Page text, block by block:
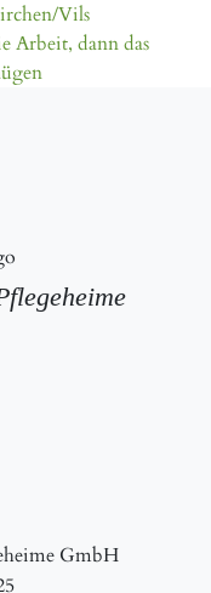
Vils
Arbeit, dann das
GmbH